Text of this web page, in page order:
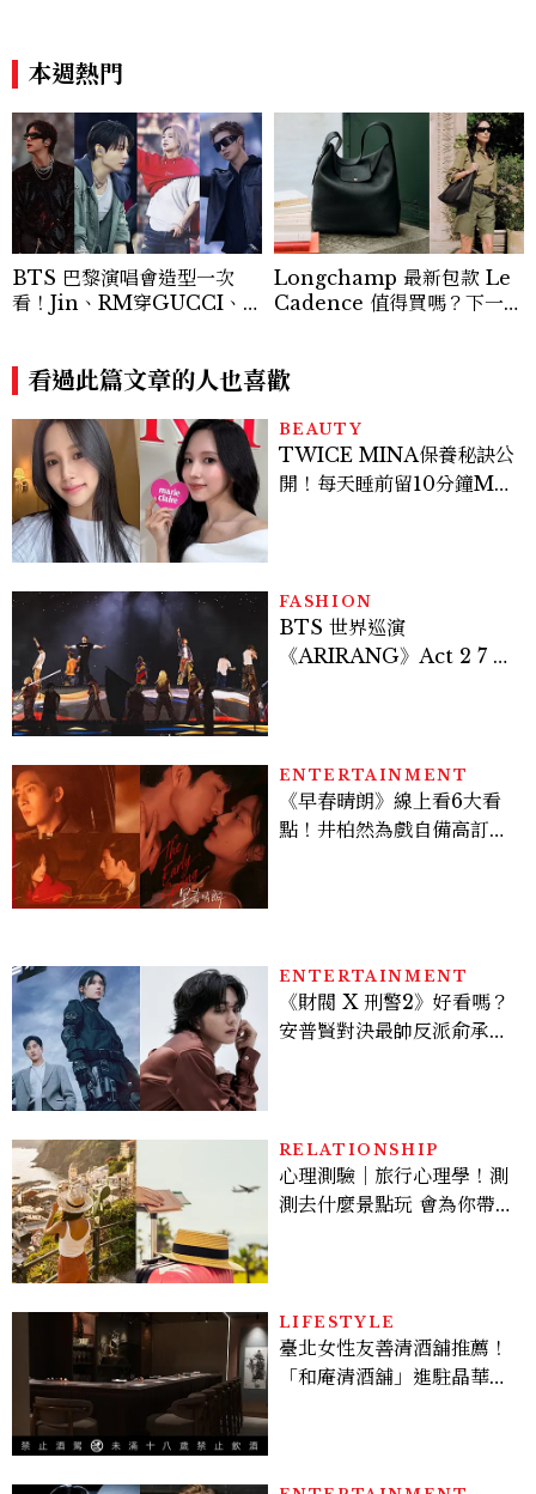
本週熱門
BTS 巴黎演唱會造型一次
看！Jin、RM穿GUCCI、Ji
服
Longchamp 最新包款 Le
Cadence 值得買嗎？下一款
看過此篇文章的人也喜歡
BEAUTY
TWICE MINA保養秘訣公
開！每天睡前留10分鐘ME
FASHION
BTS 世界巡演
《ARIRANG》Act 2 7 位
ENTERTAINMENT
《早春晴朗》線上看6大看
點！井柏然為戲自備高訂，
ENTERTAINMENT
《財閥 X 刑警2》好看嗎？
安普賢對決最帥反派俞承
多大？
RELATIONSHIP
心理測驗｜旅行心理學！測
測去什麼景點玩 會為你帶來
LIFESTYLE
臺北女性友善清酒舖推薦！
「和庵清酒舖」進駐晶華酒